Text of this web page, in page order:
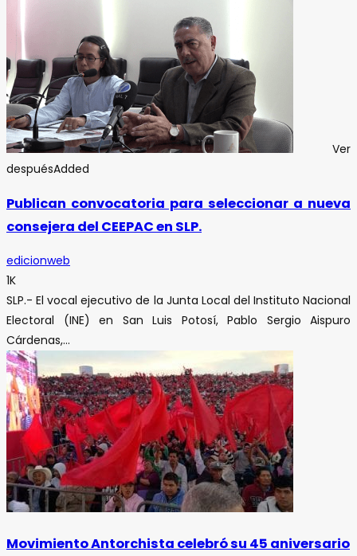
Ver
despuésAdded
Publican convocatoria para seleccionar a nueva
consejera del CEEPAC en SLP.
edicionweb
1K
SLP.- El vocal ejecutivo de la Junta Local del Instituto Nacional
Electoral (INE) en San Luis Potosí, Pablo Sergio Aispuro
Cárdenas,...
Movimiento Antorchista celebró su 45 aniversario